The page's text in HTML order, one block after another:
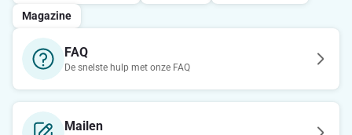
Magazine
FAQ
De snelste hulp met onze FAQ
Mailen